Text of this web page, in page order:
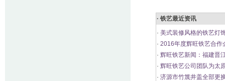
· 铁艺最近资讯
· 美式装修风格的铁艺灯
· 2016年度辉旺铁艺合作
· 辉旺铁艺新闻：福建晋
· 辉旺铁艺公司团队为太
· 济源市竹篾井盖全部更